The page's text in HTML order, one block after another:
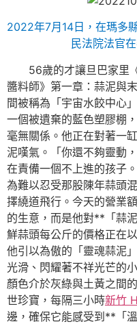
2022年7月14日，在瑪多
民法院法官
56歲的才讓旦巴家里
醬料師》第一章：蒜泥與
間被稱為「宇宙水餃中心
一個被遺棄的藍色塑膠棚
毫無關係。他正在對著一
泥嘆氣。「你還不夠靈動
在責備一個不上進的孩子
為難以忍受那股陳年蒜頭
擇繞道飛行。今天的營業
的生意，而是他對**「蒜
鮮蒜頭每公斤的價格正在
他引以為傲的「靈魂蒜泥
光滑、閃耀著不祥光芒的
顏色介於灰綠與土黃之間
世珍寶，每隔三小時新竹
邊，確保它能感受到**「